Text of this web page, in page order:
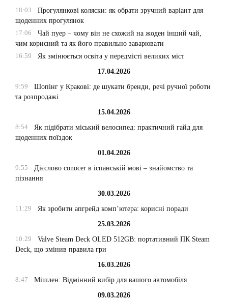
18:03
Прогулянкові коляски: як обрати зручний варіант для
щоденних прогулянок
17:06
Чай пуер – чому він не схожий на жоден інший чай,
чим корисний та як його правильно заварювати
16:59
Як змінюється освіта у передмісті великих міст
17.04.2026
9:59
Шопінг у Кракові: де шукати бренди, речі ручної роботи
та розпродажі
15.04.2026
8:54
Як підібрати міський велосипед: практичний гайд для
щоденних поїздок
01.04.2026
9:55
Дієслово conocer в іспанській мові – знайомство та
пізнання
30.03.2026
11:29
Як зробити апгрейд комп’ютера: корисні поради
25.03.2026
10:29
Valve Steam Deck OLED 512GB: портативний ПК Steam
Deck, що змінив правила гри
16.03.2026
8:47
Мішлен: Відмінний вибір для вашого автомобіля
09.03.2026